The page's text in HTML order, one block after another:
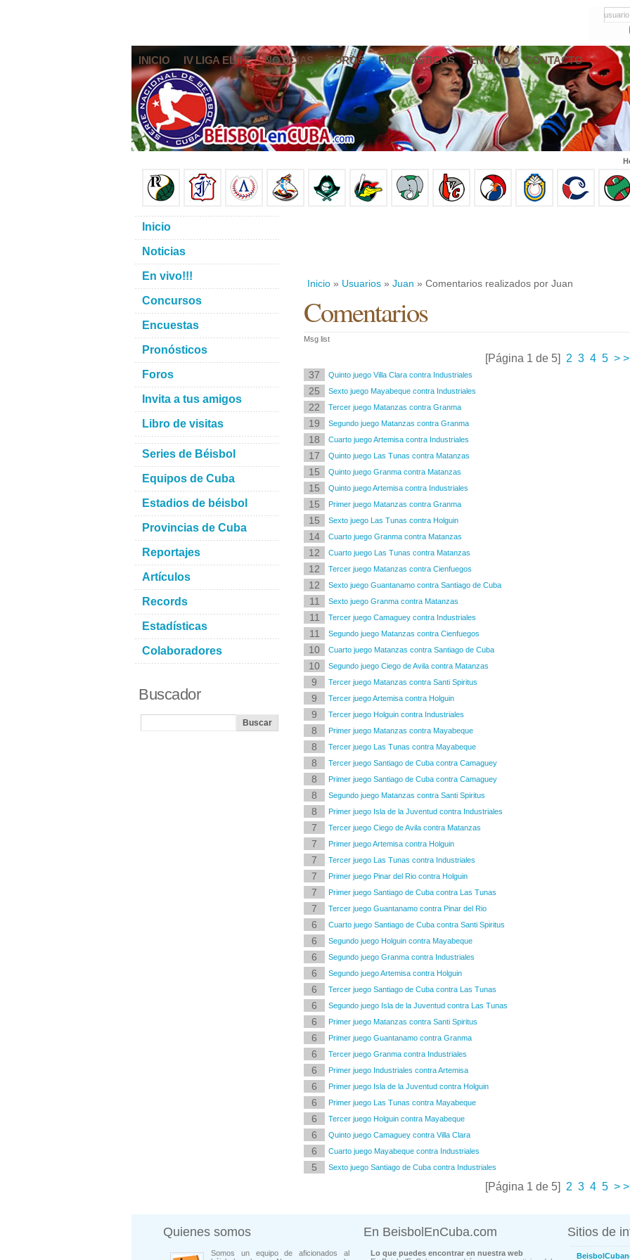
INICIO IV LIGA ELITE NOTICIAS FOROS PRONÓSTICOS EN VIVO CONTACTO
Inicio » Usuarios » Juan » Comentarios realizados por Juan
Comentarios
Msg list
[Página 1 de 5] 2 3 4 5 >
37 Quinto juego Villa Clara contra Industriales
25 Sexto juego Mayabeque contra Industriales
22 Tercer juego Matanzas contra Granma
19 Segundo juego Matanzas contra Granma
18 Cuarto juego Artemisa contra Industriales
17 Quinto juego Las Tunas contra Matanzas
15 Quinto juego Granma contra Matanzas
15 Quinto juego Artemisa contra Industriales
15 Primer juego Matanzas contra Granma
15 Sexto juego Las Tunas contra Holguin
14 Cuarto juego Granma contra Matanzas
12 Cuarto juego Las Tunas contra Matanzas
12 Tercer juego Matanzas contra Cienfuegos
12 Sexto juego Guantanamo contra Santiago de Cuba
11 Sexto juego Granma contra Matanzas
11 Tercer juego Camaguey contra Industriales
11 Segundo juego Matanzas contra Cienfuegos
10 Cuarto juego Matanzas contra Santiago de Cuba
10 Segundo juego Ciego de Avila contra Matanzas
9 Tercer juego Matanzas contra Santi Spiritus
9 Tercer juego Artemisa contra Holguin
9 Tercer juego Holguin contra Industriales
8 Primer juego Matanzas contra Mayabeque
8 Tercer juego Las Tunas contra Mayabeque
8 Tercer juego Santiago de Cuba contra Camaguey
8 Primer juego Santiago de Cuba contra Camaguey
8 Segundo juego Matanzas contra Santi Spiritus
8 Primer juego Isla de la Juventud contra Industriales
7 Tercer juego Ciego de Avila contra Matanzas
7 Primer juego Artemisa contra Holguin
7 Tercer juego Las Tunas contra Industriales
7 Primer juego Pinar del Rio contra Holguin
7 Primer juego Santiago de Cuba contra Las Tunas
7 Tercer juego Guantanamo contra Pinar del Rio
6 Cuarto juego Santiago de Cuba contra Santi Spiritus
6 Segundo juego Holguin contra Mayabeque
6 Segundo juego Granma contra Industriales
6 Segundo juego Artemisa contra Holguin
6 Tercer juego Santiago de Cuba contra Las Tunas
6 Segundo juego Isla de la Juventud contra Las Tunas
6 Primer juego Matanzas contra Santi Spiritus
6 Primer juego Guantanamo contra Granma
6 Tercer juego Granma contra Industriales
6 Primer juego Industriales contra Artemisa
6 Primer juego Isla de la Juventud contra Holguin
6 Primer juego Las Tunas contra Mayabeque
6 Tercer juego Holguin contra Mayabeque
6 Quinto juego Camaguey contra Villa Clara
6 Cuarto juego Mayabeque contra Industriales
5 Sexto juego Santiago de Cuba contra Industriales
[Página 1 de 5] 2 3 4 5 >
Inicio
Noticias
En vivo!!!
Concursos
Encuestas
Pronósticos
Foros
Invita a tus amigos
Libro de visitas
Series de Béisbol
Equipos de Cuba
Estadios de béisbol
Provincias de Cuba
Reportajes
Artículos
Records
Estadísticas
Colaboradores
Buscador
Quienes somos
Somos un equipo de aficionados al
En BeisbolEnCuba.com
Lo que puedes encontrar en nuestra web
Sitios de